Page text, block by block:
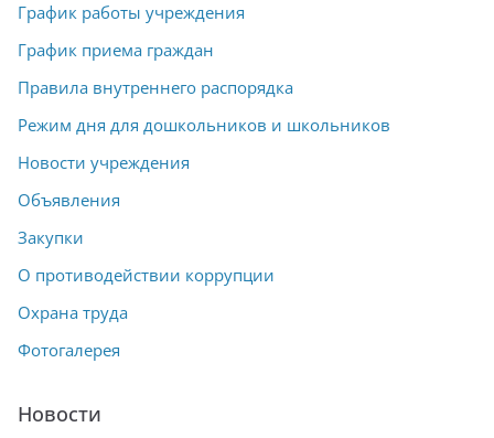
График работы учреждения
График приема граждан
Правила внутреннего распорядка
Режим дня для дошкольников и школьников
Новости учреждения
Объявления
Закупки
О противодействии коррупции
Охрана труда
Фотогалерея
Новости